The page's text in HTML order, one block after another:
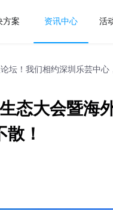
方案 资讯中心 活
坛！我们相约深圳乐芸中心
态大会暨海
！